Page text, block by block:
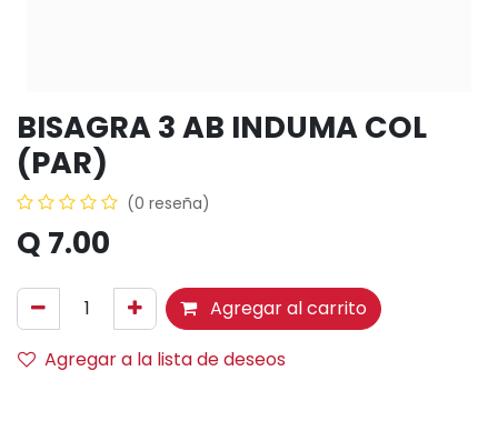
BISAGRA 3 AB INDUMA COL
(PAR)
(0 reseña)
Q 7.00
Agregar al carrito
Agregar a la lista de deseos